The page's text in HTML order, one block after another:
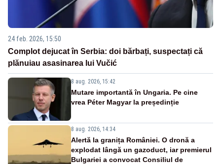
24 feb. 2026, 15:50
Complot dejucat în Serbia: doi bărbați, suspectați că
plănuiau asasinarea lui Vučić
8 aug. 2026, 15:42
Mutare importantă în Ungaria. Pe cine
vrea Péter Magyar la președinție
8 aug. 2026, 14:34
Alertă la granița României. O dronă a
explodat lângă un gazoduct, iar premierul
Bulgariei a convocat Consiliul de